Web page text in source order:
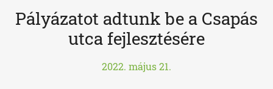
Pályázatot adtunk be a Csapás
utca fejlesztésére
2022. május 21.